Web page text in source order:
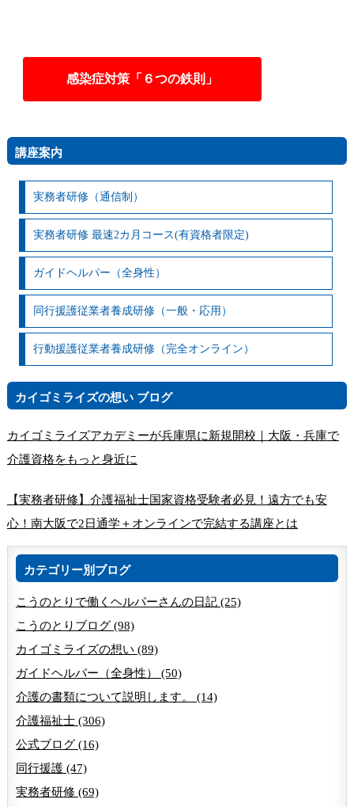
感染症対策「６つの鉄則」
講座案内
実務者研修（通信制）
実務者研修 最速2カ月コース(有資格者限定)
ガイドヘルパー（全身性）
同行援護従業者養成研修（一般・応用）
行動援護従業者養成研修（完全オンライン）
カイゴミライズの想い ブログ
カイゴミライズアカデミーが兵庫県に新規開校｜大阪・兵庫で
介護資格をもっと身近に
【実務者研修】介護福祉士国家資格受験者必見！遠方でも安
心！南大阪で2日通学＋オンラインで完結する講座とは
カテゴリー別ブログ
こうのとりで働くヘルパーさんの日記 (25)
こうのとりブログ (98)
カイゴミライズの想い (89)
ガイドヘルパー（全身性） (50)
介護の書類について説明します。 (14)
介護福祉士 (306)
公式ブログ (16)
同行援護 (47)
実務者研修 (69)